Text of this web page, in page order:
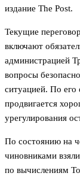
издание The Post.
Текущие
включают
администрацией
вопросы
ситуацией. По
продвигается
урегулирования
По состоянию на
чиновниками
по вычислениям